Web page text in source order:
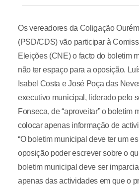
Os vereadores da Coligação
(PSD/CDS) vão participar à
Eleições (CNE) o facto do boletim
não ter espaço para a oposição.
Isabel Costa e José Poça das
executivo municipal, liderado pelo
Fonseca, de “aproveitar” o boletim
colocar apenas informação de
“O boletim municipal deve ter um
oposição poder escrever sobre o
boletim municipal deve ser
apenas das actividades em que o